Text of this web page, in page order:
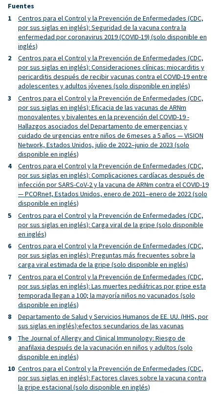
Fuentes
Centros para el Control y la Prevención de Enfermedades (CDC,
por sus siglas en inglés): Seguridad de la vacuna contra la
enfermedad por coronavirus 2019 (COVID-19) (solo disponible en
inglés)
Centros para el Control y la Prevención de Enfermedades (CDC,
por sus siglas en inglés): Consideraciones clínicas: miocarditis y
pericarditis después de recibir vacunas contra el COVID-19 entre
adolescentes y adultos jóvenes (solo disponible en inglés)
Centros para el Control y la Prevención de Enfermedades (CDC,
por sus siglas en inglés): Eficacia de las vacunas de ARNm
monovalentes y bivalentes en la prevención del COVID-19 -
Hallazgos asociados del Departamento de emergencias y
cuidado de urgencias entre niños de 6 meses a 5 años — VISION
Network, Estados Unidos, julio de 2022–junio de 2023 (solo
disponible en inglés)
Centros para el Control y la Prevención de Enfermedades (CDC,
por sus siglas en inglés): Complicaciones cardíacas después de
infección por SARS-CoV-2 y la vacuna de ARNm contra el COVID-19
— PCORnet, Estados Unidos, enero de 2021–enero de 2022 (solo
disponible en inglés)
Centros para el Control y la Prevención de Enfermedades (CDC,
por sus siglas en inglés): Carga viral de la gripe (solo disponible
en inglés)
Centros para el Control y la Prevención de Enfermedades (CDC,
por sus siglas en inglés): Preguntas más frecuentes sobre la
carga viral estimada de la gripe (solo disponible en inglés)
Centros para el Control y la Prevención de Enfermedades (CDC,
por sus siglas en inglés): Las muertes pediátricas por gripe esta
temporada llegan a 100; la mayoría niños no vacunados (solo
disponible en inglés)
Departamento de Salud y Servicios Humanos de EE. UU. (HHS, por
sus siglas en inglés):efectos secundarios de las vacunas
The Journal of Allergy and Clinical Immunology: Riesgo de
anafilaxia después de la vacunación en niños y adultos (solo
disponible en inglés)
Centros para el Control y la Prevención de Enfermedades (CDC,
por sus siglas en inglés): Factores claves sobre la vacuna contra
la gripe estacional (solo disponible en inglés)